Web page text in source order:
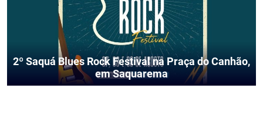
2º Saquá Blues Rock Festival na Praça do Canhão,
em Saquarema